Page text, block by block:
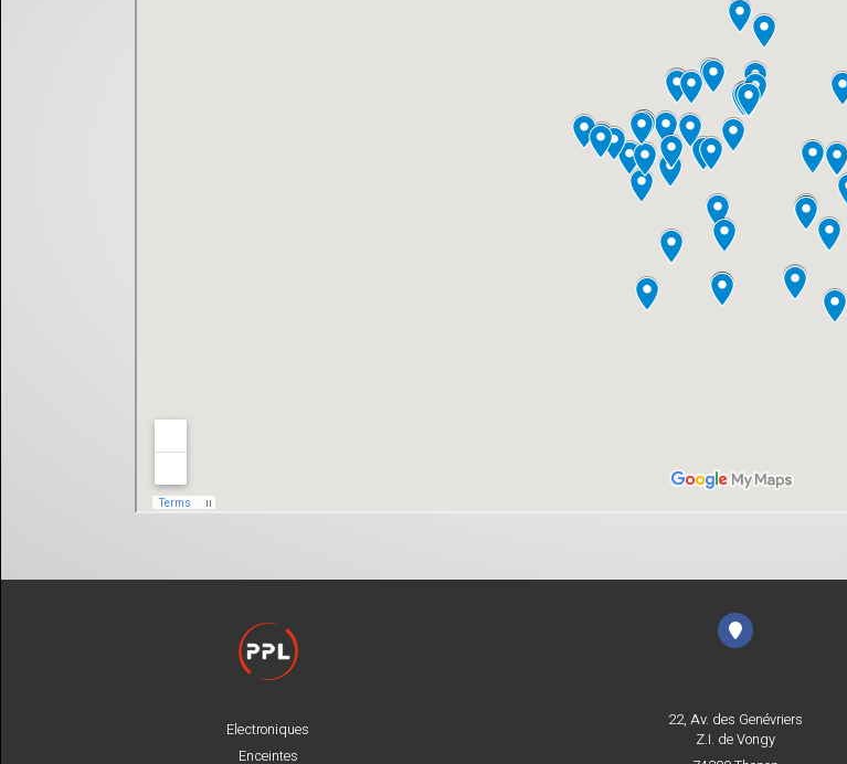
Electroniques
Enceintes
22, Av. des Genévriers
Z.I. de Vongy